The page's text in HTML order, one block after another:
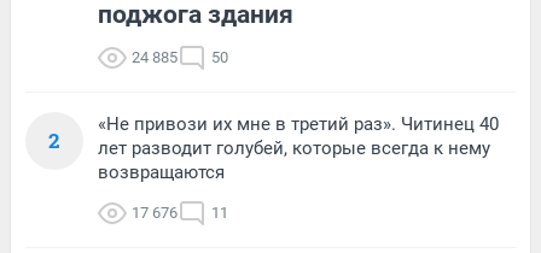
поджога здания
24 885 50
2
«Не привози их мне в третий раз». Читинец 40
лет разводит голубей, которые всегда к нему
возвращаются
17 676 11